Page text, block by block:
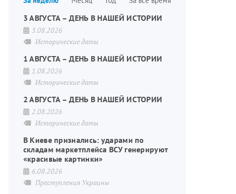
страниц
3 АВГУСТА – ДЕНЬ В НАШЕЙ ИСТОРИИ
3.08.2026
Исторические даты
1 АВГУСТА – ДЕНЬ В НАШЕЙ ИСТОРИИ
1.08.2026
Исторические даты
2 АВГУСТА – ДЕНЬ В НАШЕЙ ИСТОРИИ
2.08.2026
Исторические даты
В Киеве признались: ударами по
складам маркетплейса ВСУ генерируют
«красивые картинки»
6.08.2026
Преступления Украины